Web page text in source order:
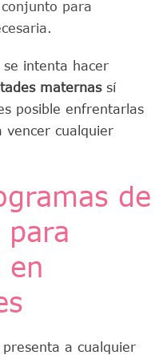
para
se intenta hacer
maternassí
posible enfrentarlas
vencer cualquier
de
para
en
a cualquier